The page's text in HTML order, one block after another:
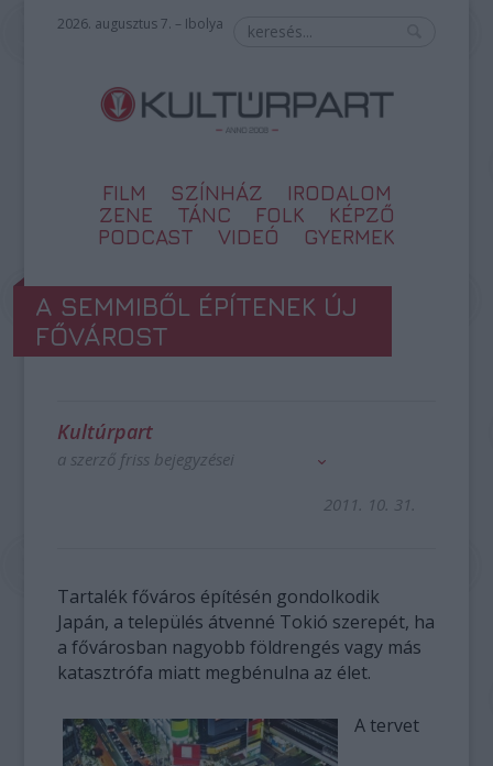
2026. augusztus 7. – Ibolya
FILM SZÍNHÁZ
IRODALOM
ZENE
TÁNC FOLK
KÉPZŐ
PODCAST
VIDEÓ GYERMEK
A SEMMIBŐL ÉPÍTENEK ÚJ
FŐVÁROST
Kultúrpart
a szerző friss bejegyzései
2011. 10. 31.
Tartalék főváros építésén gondolkodik
Japán, a település átvenné Tokió szerepét, ha
a fővárosban nagyobb földrengés vagy más
katasztrófa miatt megbénulna az élet.
A tervet